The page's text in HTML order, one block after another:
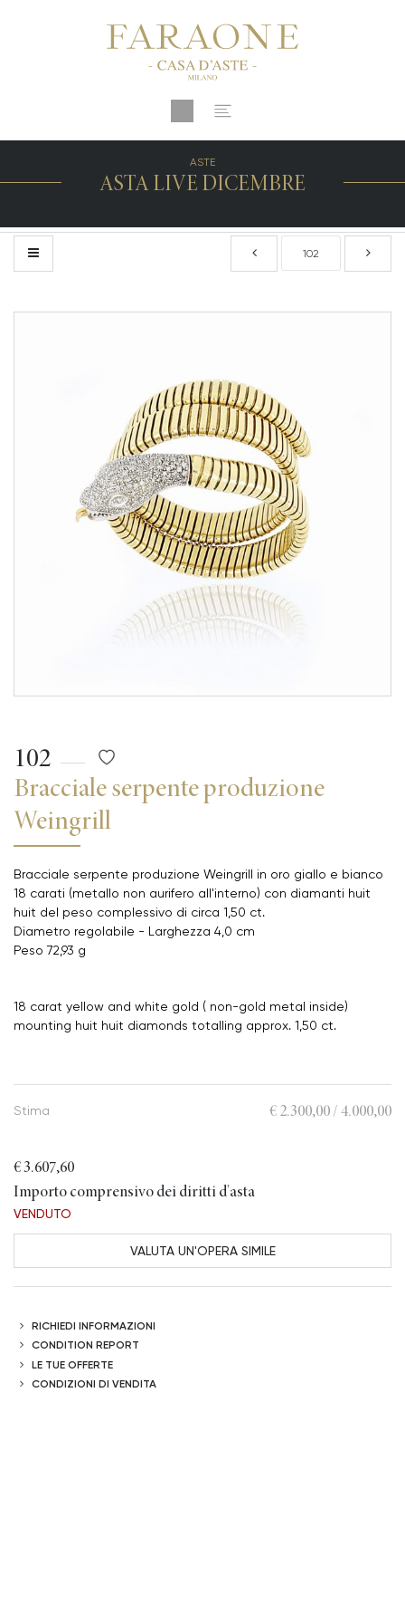
ASTE
ASTA LIVE DICEMBRE
102
Bracciale serpente produzione
Weingrill
Bracciale serpente produzione Weingrill in oro giallo e bianco
18 carati (metallo non aurifero all'interno) con diamanti huit
huit del peso complessivo di circa 1,50 ct.
Diametro regolabile - Larghezza 4,0 cm
Peso 72,93 g
18 carat yellow and white gold ( non-gold metal inside)
mounting huit huit diamonds totalling approx. 1,50 ct.
€ 2.300,00 / 4.000,00
Stima
€ 3.607,60
Importo comprensivo dei diritti d'asta
VENDUTO
VALUTA UN'OPERA SIMILE
RICHIEDI INFORMAZIONI
CONDITION REPORT
LE TUE OFFERTE
CONDIZIONI DI VENDITA